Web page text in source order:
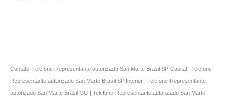
Contato: Telefone Representante autorizado San Marte Brasil SP Capital | Telefone
Representante autorizado San Marte Brasil SP Interior | Telefone Representante
autorizado San Marte Brasil MG | Telefone Representante autorizado San Marte